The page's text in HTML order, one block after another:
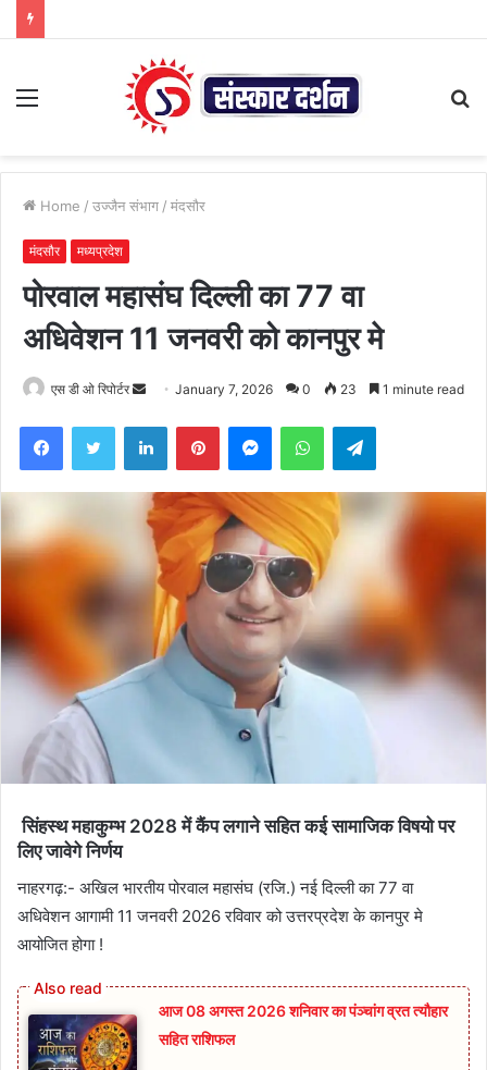
Menu
Home / उज्जैन संभाग / मंदसौर
मंदसौर मध्यप्रदेश
पोरवाल महासंघ दिल्ली का 77 वा
अधिवेशन 11 जनवरी को कानपुर मे
एस डी ओ रिपोर्टर
Send January 7, 2026 0 23 1 minute read
FacebookTwitter LinkedInPinterestMessengerWhatsAppTelegram
सिंहस्थ महाकुम्भ 2028 में कैंप लगाने सहित कई सामाजिक विषयो पर
लिए जावेगे निर्णय
नाहरगढ़:- अखिल भारतीय पोरवाल महासंघ (रजि.) नई दिल्ली का 77 वा
अधिवेशन आगामी 11 जनवरी 2026 रविवार को उत्तरप्रदेश के कानपुर मे
आयोजित होगा !
आज 08 अगस्त 2026‌ शनिवार का पंञ्चांग व्रत त्यौहार
सहित राशिफल